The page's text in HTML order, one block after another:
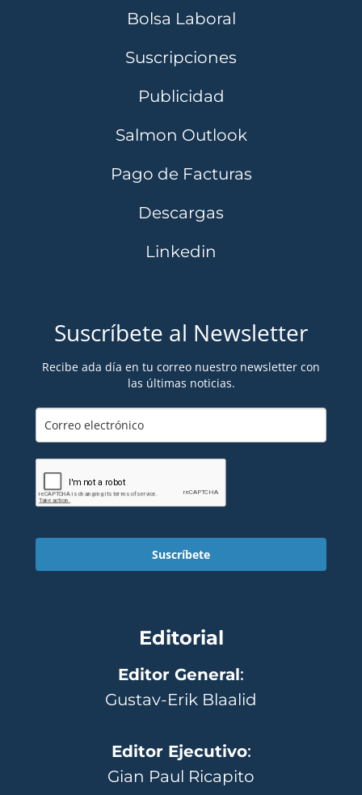
Bolsa Laboral
Suscripciones
Publicidad
Salmon Outlook
Pago de Facturas
Descargas
Linkedin
Suscríbete al Newsletter
Recibe ada día en tu correo nuestro newsletter con
las últimas noticias.
Suscríbete
Editorial
Editor General:
Gustav-Erik Blaalid
Editor Ejecutivo:
Gian Paul Ricapito